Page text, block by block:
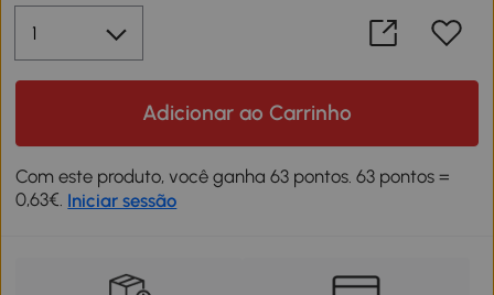
Adicionar ao Carrinho
Com este produto, você ganha 63 pontos. 63 pontos =
0,63€. Iniciar sessão